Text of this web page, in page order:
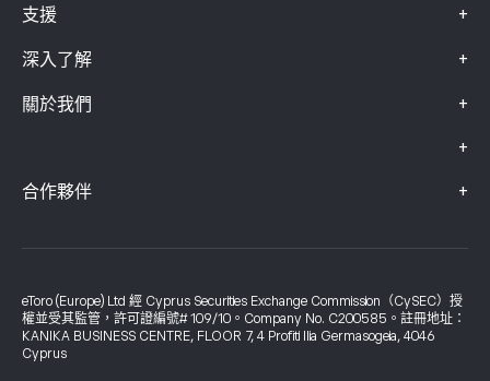
支援 +
深入了解 +
關於我們 +
+
合作夥伴 +
eToro (Europe) Ltd 經 Cyprus Securities Exchange Commission（CySEC）授
權並受其監管，許可證編號# 109/10。Company No. C200585。註冊地址：
KANIKA BUSINESS CENTRE, FLOOR 7, 4 Profiti Ilia Germasogeia, 4046
Cyprus